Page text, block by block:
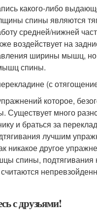
какого-либо
спины являются
средней/нижней
воздействует на
ширины мышц, но
спины.
(с
которое,
много
и браться за
лучшим
никакое другое
спины,
с друзьями!